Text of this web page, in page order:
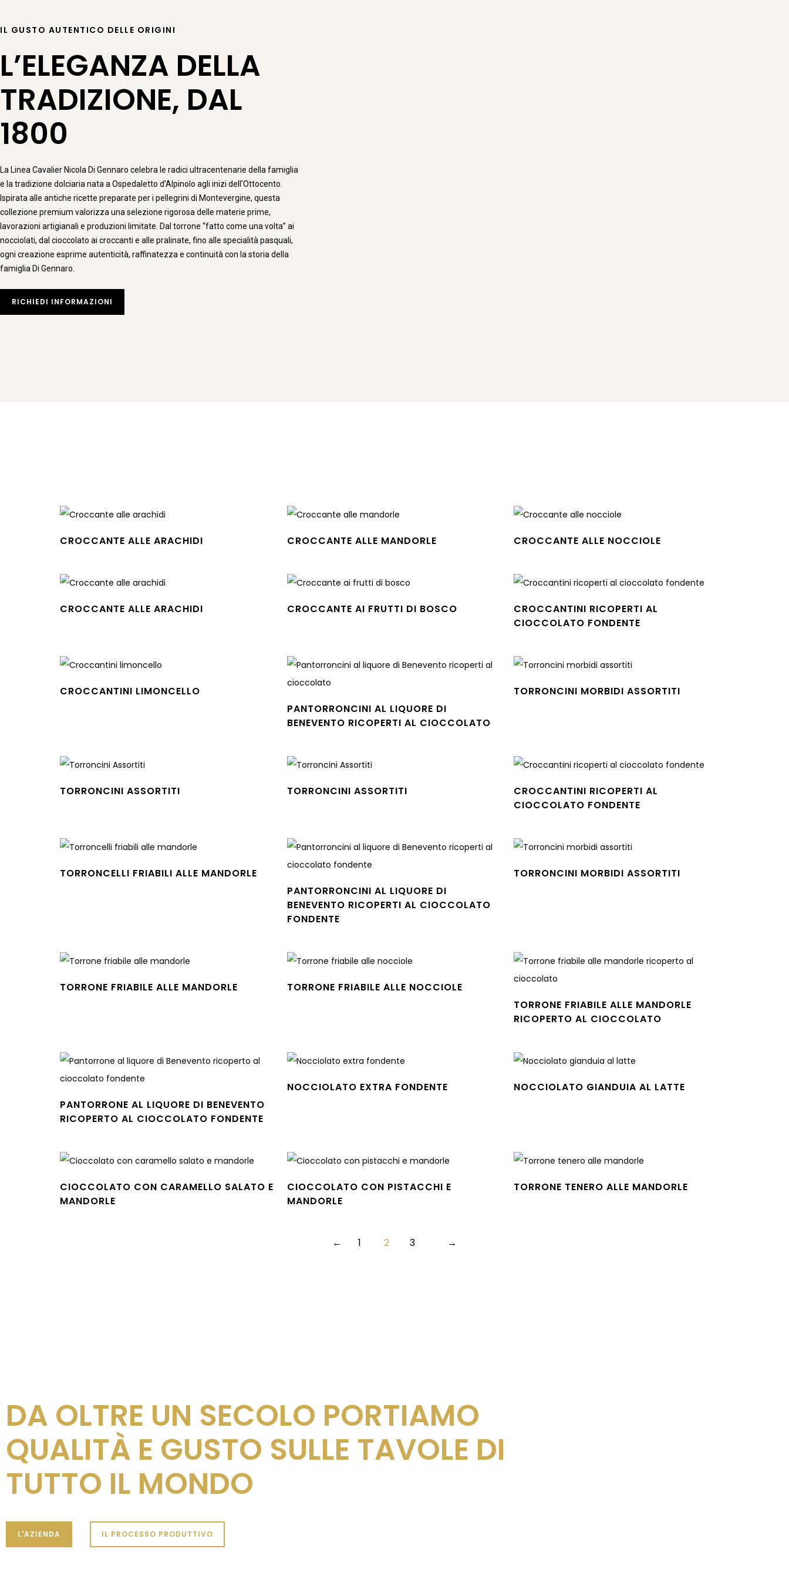
IL GUSTO AUTENTICO DELLE ORIGINI
L’ELEGANZA DELLA
TRADIZIONE, DAL
1800
La Linea Cavalier Nicola Di Gennaro celebra le radici ultracentenarie della famiglia
e la tradizione dolciaria nata a Ospedaletto d’Alpinolo agli inizi dell’Ottocento.
Ispirata alle antiche ricette preparate per i pellegrini di Montevergine, questa
collezione premium valorizza una selezione rigorosa delle materie prime,
lavorazioni artigianali e produzioni limitate. Dal torrone “fatto come una volta” ai
nocciolati, dal cioccolato ai croccanti e alle pralinate, fino alle specialità pasquali,
ogni creazione esprime autenticità, raffinatezza e continuità con la storia della
famiglia Di Gennaro.
RICHIEDI INFORMAZIONI
CROCCANTE ALLE ARACHIDI CROCCANTE ALLE MANDORLE CROCCANTE ALLE NOCCIOLE
CROCCANTE ALLE ARACHIDI CROCCANTE AI FRUTTI DI BOSCO
CROCCANTINI RICOPERTI AL
CIOCCOLATO FONDENTE
CROCCANTINI LIMONCELLO
PANTORRONCINI AL LIQUORE DI
BENEVENTO RICOPERTI AL CIOCCOLATO
TORRONCINI MORBIDI ASSORTITI
TORRONCINI ASSORTITI TORRONCINI ASSORTITI
CROCCANTINI RICOPERTI AL
CIOCCOLATO FONDENTE
TORRONCELLI FRIABILI ALLE MANDORLE
PANTORRONCINI AL LIQUORE DI
BENEVENTO RICOPERTI AL CIOCCOLATO
FONDENTE
TORRONCINI MORBIDI ASSORTITI
TORRONE FRIABILE ALLE MANDORLE TORRONE FRIABILE ALLE NOCCIOLE
TORRONE FRIABILE ALLE MANDORLE
RICOPERTO AL CIOCCOLATO
PANTORRONE AL LIQUORE DI BENEVENTO
RICOPERTO AL CIOCCOLATO FONDENTE
NOCCIOLATO EXTRA FONDENTE NOCCIOLATO GIANDUIA AL LATTE
CIOCCOLATO CON CARAMELLO SALATO E
MANDORLE
CIOCCOLATO CON PISTACCHI E
MANDORLE
TORRONE TENERO ALLE MANDORLE
← 1 2 3 →
DA OLTRE UN SECOLO PORTIAMO
QUALITÀ E GUSTO SULLE TAVOLE DI
TUTTO IL MONDO
L'AZIENDA IL PROCESSO PRODUTTIVO